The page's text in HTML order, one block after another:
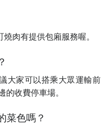
肉有提供包廂服務喔。
大家可以搭乘大眾運輸前
收費停車場。
菜色嗎？